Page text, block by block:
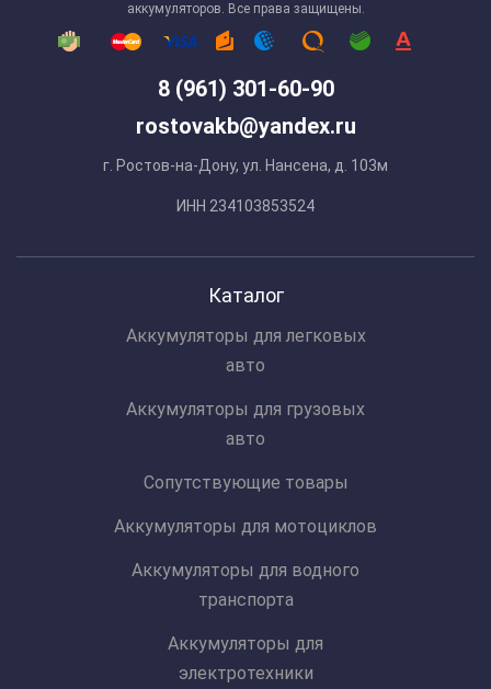
8 (961) 301-60-90
rostovakb@yandex.ru
г. Ростов-на-Дону, ул. Нансена, д. 103м
ИНН 234103853524
аккумуляторов. Все права защищены.
Каталог
Аккумуляторы для легковых
авто
Аккумуляторы для грузовых
авто
Сопутствующие товары
Аккумуляторы для мотоциклов
Аккумуляторы для водного
транспорта
Аккумуляторы для
электротехники